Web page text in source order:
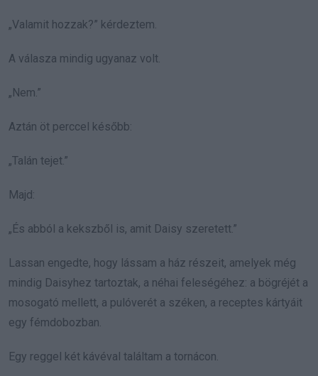
„Valamit hozzak?” kérdeztem.
A válasza mindig ugyanaz volt.
„Nem.”
Aztán öt perccel később:
„Talán tejet.”
Majd:
„És abból a kekszből is, amit Daisy szeretett.”
Lassan engedte, hogy lássam a ház részeit, amelyek még
mindig Daisyhez tartoztak, a néhai feleségéhez: a bögréjét a
mosogató mellett, a pulóverét a széken, a receptes kártyáit
egy fémdobozban.
Egy reggel két kávéval találtam a tornácon.